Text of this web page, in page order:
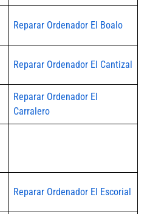
Reparar Ordenador El Boalo
Reparar Ordenador El Cantizal
Reparar Ordenador El
Carralero
Reparar Ordenador El Escorial